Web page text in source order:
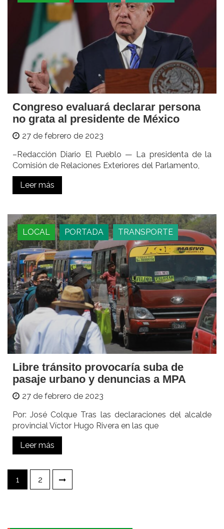
Congreso evaluará declarar persona
no grata al presidente de México
27 de febrero de 2023
–Redacción Diario El Pueblo — La presidenta de la
Comisión de Relaciones Exteriores del Parlamento,
Leer más
LOCAL PORTADA TRANSPORTE
Libre tránsito provocaría suba de
pasaje urbano y denuncias a MPA
27 de febrero de 2023
Por: José Colque Tras las declaraciones del alcalde
provincial Víctor Hugo Rivera en las que
Leer más
Paginación
de
1 2